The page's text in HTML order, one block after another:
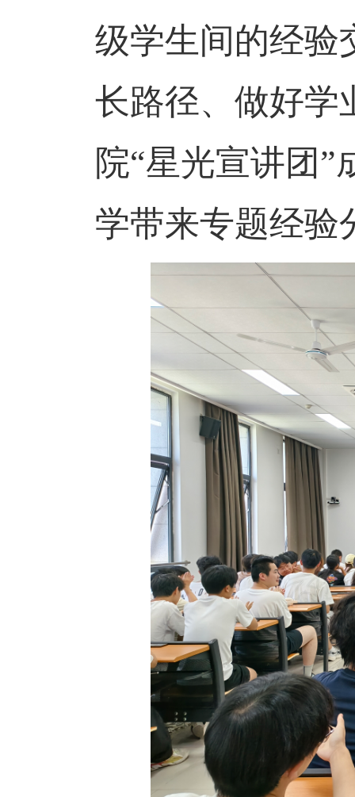
级学生间的经验
长路径、做好学
院“星光宣讲团
学带来专题经验